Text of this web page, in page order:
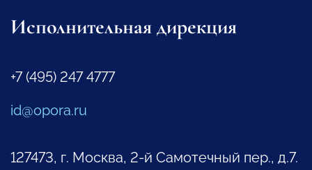
Исполнительная дирекция
+7 (495) 247 4777
id@opora.ru
127473, г. Москва, 2-й Самотечный пер., д.7.